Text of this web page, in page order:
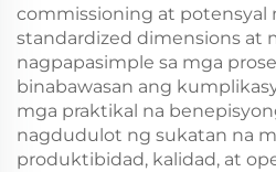
commissioning at potensyal
standardized dimensions at
nagpapasimple sa mga
binabawasan ang
mga praktikal na
nagdudulot ng sukatan na
produktibidad, kalidad, at